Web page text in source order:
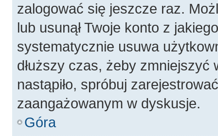
zalogować się jeszcze raz.
lub usunął Twoje konto z
systematycznie usuwa
dłuższy czas, żeby
nastąpiło, spróbuj
zaangażowanym w dyskusje.
Góra